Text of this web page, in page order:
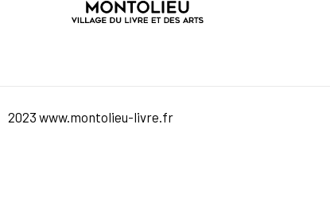
2023 www.montolieu-livre.fr